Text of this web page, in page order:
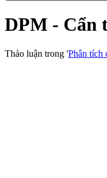
DPM - Cẩn
Thảo luận trong 'Phân tích